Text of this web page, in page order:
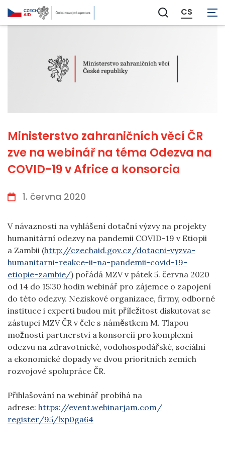
Zobrazit
vyhledávání
CS
Ministerstvo zahraničních věcí ČR
zve na webinář na téma Odezva na
COVID-19 v Africe a konsorcia
1. června 2020
V návaznosti na vyhlášení dotační výzvy na projekty
humanitární odezvy na pandemii COVID-19 v Etiopii
a Zambii (http://czechaid.gov.cz/dotacni-vyzva-
humanitarni-reakce-ii-na-pandemii-covid-19-
etiopie-zambie/) pořádá MZV v pátek 5. června 2020
od 14 do 15:30 hodin webinář pro zájemce o zapojení
do této odezvy. Neziskové organizace, firmy, odborné
instituce i experti budou mít příležitost diskutovat se
zástupci MZV ČR v čele s náměstkem M. Tlapou
možnosti partnerství a konsorcií pro komplexní
odezvu na zdravotnické, vodohospodářské, sociální
a ekonomické dopady ve dvou prioritních zemích
rozvojové spolupráce ČR.
Přihlašování na webinář probíhá na
adrese: https://event.webinarjam.com/
register/95/lxp0ga64